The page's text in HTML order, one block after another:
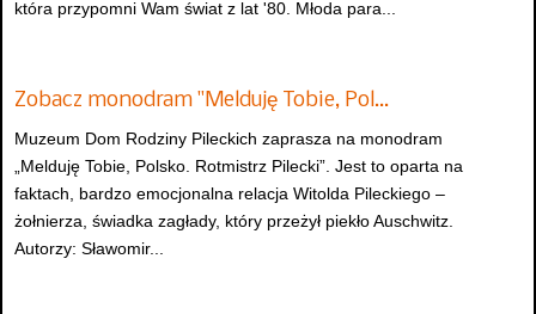
która przypomni Wam świat z lat '80. Młoda para...
Zobacz monodram "Melduję Tobie, Pol…
Muzeum Dom Rodziny Pileckich zaprasza na monodram
„Melduję Tobie, Polsko. Rotmistrz Pilecki”. Jest to oparta na
faktach, bardzo emocjonalna relacja Witolda Pileckiego –
żołnierza, świadka zagłady, który przeżył piekło Auschwitz.
Autorzy: Sławomir...